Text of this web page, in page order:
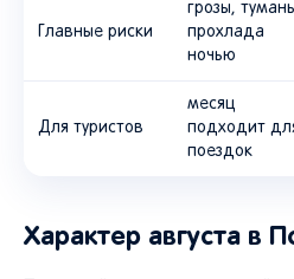
Главные риски
грозы,
прохлада
ночью
Для туристов
месяц
подходит
поездок
Характер августа в